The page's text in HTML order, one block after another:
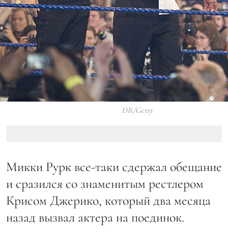
DR/Getty
Микки Рурк все-таки сдержал обещание
и сразился со знаменитым рестлером
Крисом Джерико, который два месяца
назад вызвал актера на поединок.